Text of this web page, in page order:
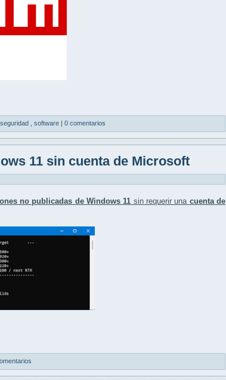
seguridad software | 0 comentarios
11 sin cuenta de Microsoft
no publicadas de Windows 11 sin requerir una cuenta de